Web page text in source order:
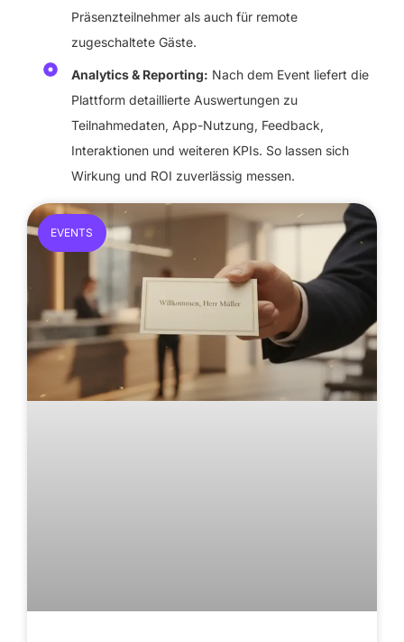
Präsenzteilnehmer als auch für remote
zugeschaltete Gäste.
Analytics & Reporting: Nach dem Event liefert die
Plattform detaillierte Auswertungen zu
Teilnahmedaten, App-Nutzung, Feedback,
Interaktionen und weiteren KPIs. So lassen sich
Wirkung und ROI zuverlässig messen.
EVENTS